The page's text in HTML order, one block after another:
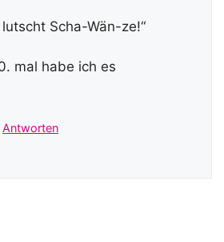
Scha-Wän-ze!“
mal habe ich es
Antworten